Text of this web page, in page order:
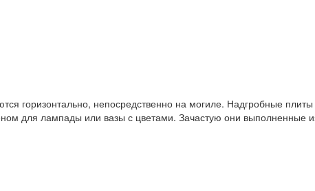
горизонтально, непосредственно на могиле. Надгробные
для лампады или вазы с цветами. Зачастую они выполненные